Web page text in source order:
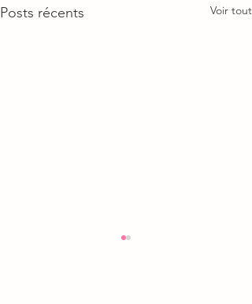
Posts récents Voir tout